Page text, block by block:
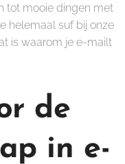
tot mooie dingen met
helemaal suf bij onze
is waarom je e-mailt
de
in e-